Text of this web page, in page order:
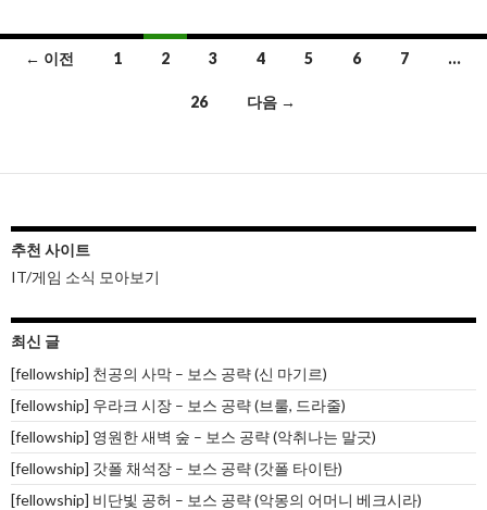
게
션
← 이전 1 2 3 4 5 6 7 …
26 다음 →
추천 사이트
IT/게임 소식 모아보기
최신 글
[fellowship] 천공의 사막 – 보스 공략 (신 마기르)
[fellowship] 우라크 시장 – 보스 공략 (브룰, 드라줄)
[fellowship] 영원한 새벽 숲 – 보스 공략 (악취나는 말긋)
[fellowship] 갓폴 채석장 – 보스 공략 (갓폴 타이탄)
[fellowship] 비단빛 공허 – 보스 공략 (악몽의 어머니 베크시라)